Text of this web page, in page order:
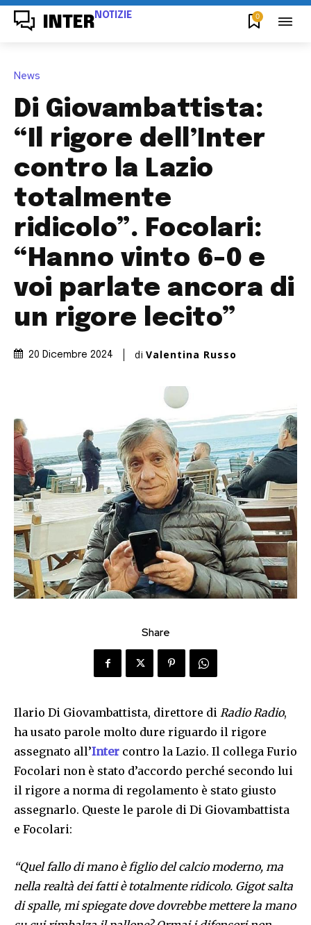
INTER NOTIZIE 0
News
Di Giovambattista:
“Il rigore dell’Inter
contro la Lazio
totalmente
ridicolo”. Focolari:
“Hanno vinto 6-0 e
voi parlate ancora di
un rigore lecito”
20 Dicembre 2024 di Valentina Russo
Share
Ilario Di Giovambattista, direttore di Radio Radio,
ha usato parole molto dure riguardo il rigore
assegnato all’Inter contro la Lazio. Il collega Furio
Focolari non è stato d’accordo perché secondo lui
il rigore a norma di regolamento è stato giusto
assegnarlo. Queste le parole di Di Giovambattista
e Focolari:
“Quel fallo di mano è figlio del calcio moderno, ma
nella realtà dei fatti è totalmente ridicolo. Gigot salta
di spalle, mi spiegate dove dovrebbe mettere la mano